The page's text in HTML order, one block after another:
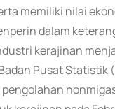
memiliki nilai
dalam
kerajinan
Pusat